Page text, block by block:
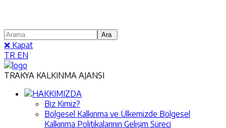
❌ Kapat
TR EN
TRAKYA KALKINMA AJANSI
HAKKIMIZDA
Biz Kimiz?
Bölgesel Kalkınma ve Ülkemizde Bölgesel
Kalkınma Politikalarının Gelişim Süreci